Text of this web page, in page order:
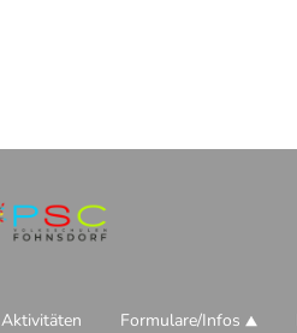
Aktivitäten Formulare/Infos